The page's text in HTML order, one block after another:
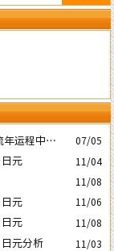
运程中的灾
07/05
元 11/04
11/08
元 11/06
元 11/08
元分析 11/03